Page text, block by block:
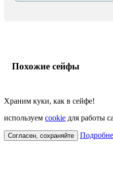
Похожие сейфы
Храним куки, как в сейфе!
используем cookie для работы
Согласен, сохраняйте